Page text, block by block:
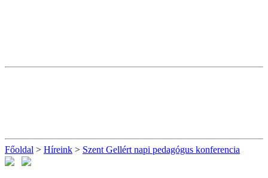
Főoldal > Híreink > Szent Gellért napi pedagógus konferencia